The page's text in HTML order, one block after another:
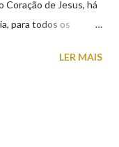
Coração de Jesus, há
para todos os
no cimo do monte
LER MAIS